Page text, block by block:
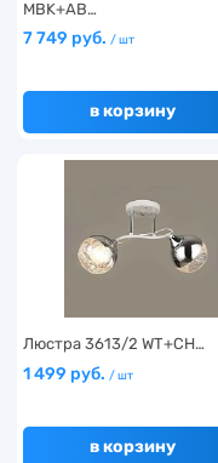
MBK+AB…
7 749 руб. / шт
в корзину
Люстра 3613/2 WT+CH…
1 499 руб. / шт
в корзину